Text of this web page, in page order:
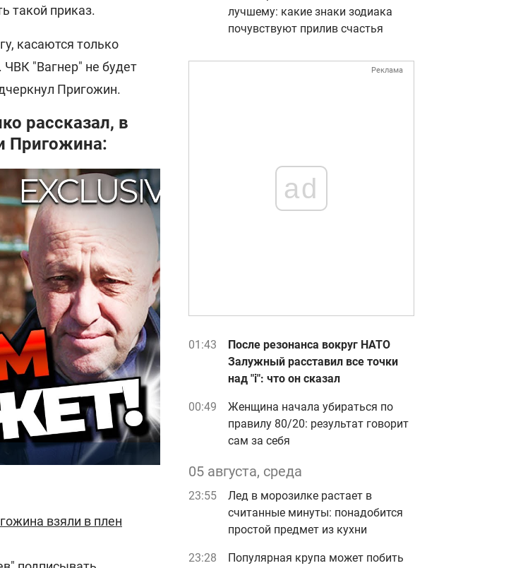
такой приказ.
касаются только
"Вагнер" не будет
Пригожин.
рассказал, в
Пригожина:
взяли в плен
лучшему: какие знаки зодиака
почувствуют прилив счастья
Реклама
ad
01:43
После резонанса вокруг НАТО
Залужный расставил все точки
над "i": что он сказал
00:49
Женщина начала убираться по
правилу 80/20: результат говорит
сам за себя
05 августа, среда
23:55
Лед в морозилке растает в
считанные минуты: понадобится
простой предмет из кухни
23:28 Популярная крупа может побить